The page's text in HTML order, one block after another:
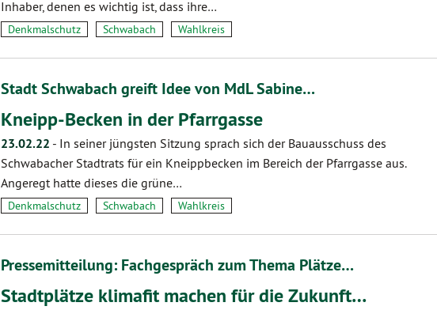
Inhaber, denen es wichtig ist, dass ihre…
Denkmalschutz Schwabach Wahlkreis
Stadt Schwabach greift Idee von MdL Sabine…
Kneipp-Becken in der Pfarrgasse
23.02.22 - In seiner jüngsten Sitzung sprach sich der Bauausschuss des
Schwabacher Stadtrats für ein Kneippbecken im Bereich der Pfarrgasse aus.
Angeregt hatte dieses die grüne…
Denkmalschutz Schwabach Wahlkreis
Pressemitteilung: Fachgespräch zum Thema Plätze…
Stadtplätze klimafit machen für die Zukunft…